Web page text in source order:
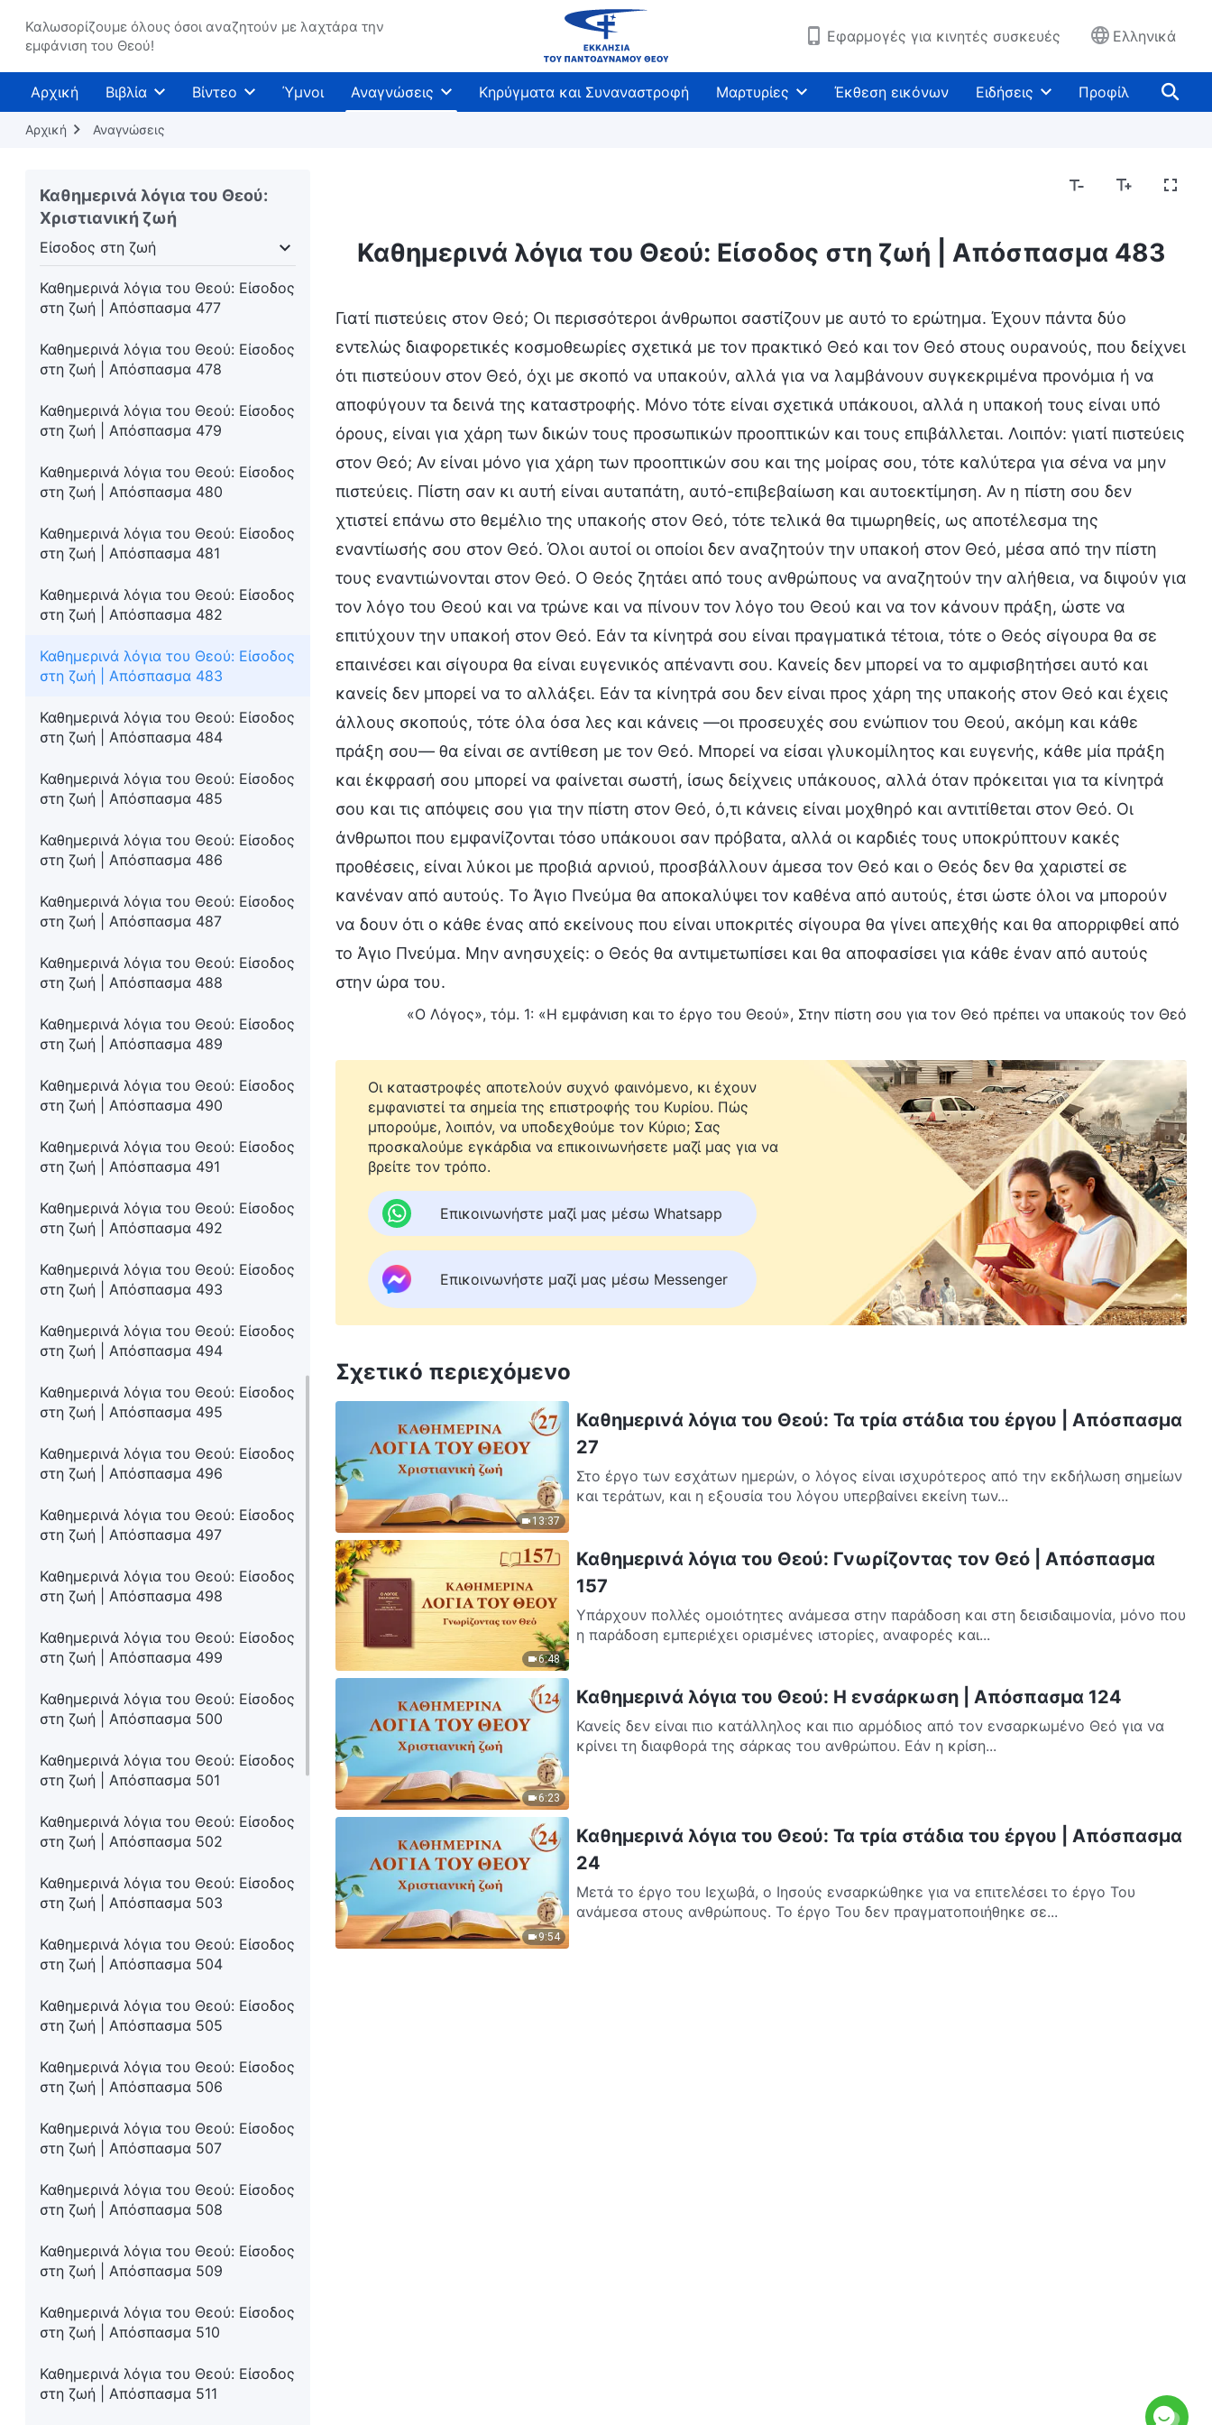
Καλωσορίζουμε όλους όσοι αναζητούν με λαχτάρα την
εμφάνιση του Θεού!
Εφαρμογές για κινητές συσκευές Ελληνικά
Αρχική Βιβλία Βίντεο Ύμνοι Αναγνώσεις Κηρύγματα και Συναναστροφή Μαρτυρίες Έκθεση εικόνων Ειδήσεις Προφίλ
Αρχική Αναγνώσεις
Καθημερινά λόγια του Θεού:
Χριστιανική ζωή
Είσοδος στη ζωή
Είσοδος στη ζωή Προορισμοί και εκβάσεις
Καθημερινά λόγια του Θεού: Είσοδος
Καθημερινά λόγια του Θεού: Είσοδος
στη ζωή | Απόσπασμα 474
στη ζωή | Απόσπασμα 475
Καθημερινά λόγια του Θεού: Είσοδος
στη ζωή | Απόσπασμα 476
Καθημερινά λόγια του Θεού: Είσοδος
στη ζωή | Απόσπασμα 477
Καθημερινά λόγια του Θεού: Είσοδος
στη ζωή | Απόσπασμα 478
Καθημερινά λόγια του Θεού: Είσοδος
στη ζωή | Απόσπασμα 479
Καθημερινά λόγια του Θεού: Είσοδος
στη ζωή | Απόσπασμα 480
Καθημερινά λόγια του Θεού: Είσοδος
στη ζωή | Απόσπασμα 481
Καθημερινά λόγια του Θεού: Είσοδος
στη ζωή | Απόσπασμα 482
Καθημερινά λόγια του Θεού: Είσοδος
στη ζωή | Απόσπασμα 483
Καθημερινά λόγια του Θεού: Είσοδος
στη ζωή | Απόσπασμα 484
Καθημερινά λόγια του Θεού: Είσοδος
στη ζωή | Απόσπασμα 485
Καθημερινά λόγια του Θεού: Είσοδος
στη ζωή | Απόσπασμα 486
Καθημερινά λόγια του Θεού: Είσοδος
στη ζωή | Απόσπασμα 487
Καθημερινά λόγια του Θεού: Είσοδος
στη ζωή | Απόσπασμα 488
Καθημερινά λόγια του Θεού: Είσοδος
στη ζωή | Απόσπασμα 489
Καθημερινά λόγια του Θεού: Είσοδος
στη ζωή | Απόσπασμα 490
Καθημερινά λόγια του Θεού: Είσοδος
στη ζωή | Απόσπασμα 491
Καθημερινά λόγια του Θεού: Είσοδος
στη ζωή | Απόσπασμα 492
Καθημερινά λόγια του Θεού: Είσοδος
στη ζωή | Απόσπασμα 493
Καθημερινά λόγια του Θεού: Είσοδος
στη ζωή | Απόσπασμα 494
Καθημερινά λόγια του Θεού: Είσοδος
στη ζωή | Απόσπασμα 495
Καθημερινά λόγια του Θεού: Είσοδος
στη ζωή | Απόσπασμα 496
Καθημερινά λόγια του Θεού: Είσοδος
στη ζωή | Απόσπασμα 497
Καθημερινά λόγια του Θεού: Είσοδος
στη ζωή | Απόσπασμα 498
Καθημερινά λόγια του Θεού: Είσοδος
στη ζωή | Απόσπασμα 499
Καθημερινά λόγια του Θεού: Είσοδος
στη ζωή | Απόσπασμα 500
Καθημερινά λόγια του Θεού: Είσοδος
στη ζωή | Απόσπασμα 501
Καθημερινά λόγια του Θεού: Είσοδος
στη ζωή | Απόσπασμα 502
Καθημερινά λόγια του Θεού: Είσοδος
στη ζωή | Απόσπασμα 503
Καθημερινά λόγια του Θεού: Είσοδος
στη ζωή | Απόσπασμα 504
Καθημερινά λόγια του Θεού: Είσοδος
στη ζωή | Απόσπασμα 505
Καθημερινά λόγια του Θεού: Είσοδος
στη ζωή | Απόσπασμα 506
Καθημερινά λόγια του Θεού: Είσοδος
στη ζωή | Απόσπασμα 507
Καθημερινά λόγια του Θεού: Είσοδος
στη ζωή | Απόσπασμα 508
Καθημερινά λόγια του Θεού: Είσοδος
στη ζωή | Απόσπασμα 509
Καθημερινά λόγια του Θεού: Είσοδος
στη ζωή | Απόσπασμα 510
Καθημερινά λόγια του Θεού: Είσοδος
στη ζωή | Απόσπασμα 511
Καθημερινά λόγια του Θεού: Είσοδος στη ζωή | Απόσπασμα 483
Γιατί πιστεύεις στον Θεό; Οι περισσότεροι άνθρωποι σαστίζουν με αυτό το ερώτημα. Έχουν πάντα δύο
εντελώς διαφορετικές κοσμοθεωρίες σχετικά με τον πρακτικό Θεό και τον Θεό στους ουρανούς, που δείχνει
ότι πιστεύουν στον Θεό, όχι με σκοπό να υπακούν, αλλά για να λαμβάνουν συγκεκριμένα προνόμια ή να
αποφύγουν τα δεινά της καταστροφής. Μόνο τότε είναι σχετικά υπάκουοι, αλλά η υπακοή τους είναι υπό
όρους, είναι για χάρη των δικών τους προσωπικών προοπτικών και τους επιβάλλεται. Λοιπόν: γιατί πιστεύεις
στον Θεό; Αν είναι μόνο για χάρη των προοπτικών σου και της μοίρας σου, τότε καλύτερα για σένα να μην
πιστεύεις. Πίστη σαν κι αυτή είναι αυταπάτη, αυτό-επιβεβαίωση και αυτοεκτίμηση. Αν η πίστη σου δεν
χτιστεί επάνω στο θεμέλιο της υπακοής στον Θεό, τότε τελικά θα τιμωρηθείς, ως αποτέλεσμα της
εναντίωσής σου στον Θεό. Όλοι αυτοί οι οποίοι δεν αναζητούν την υπακοή στον Θεό, μέσα από την πίστη
τους εναντιώνονται στον Θεό. Ο Θεός ζητάει από τους ανθρώπους να αναζητούν την αλήθεια, να διψούν για
τον λόγο του Θεού και να τρώνε και να πίνουν τον λόγο του Θεού και να τον κάνουν πράξη, ώστε να
επιτύχουν την υπακοή στον Θεό. Εάν τα κίνητρά σου είναι πραγματικά τέτοια, τότε ο Θεός σίγουρα θα σε
επαινέσει και σίγουρα θα είναι ευγενικός απέναντι σου. Κανείς δεν μπορεί να το αμφισβητήσει αυτό και
κανείς δεν μπορεί να το αλλάξει. Εάν τα κίνητρά σου δεν είναι προς χάρη της υπακοής στον Θεό και έχεις
άλλους σκοπούς, τότε όλα όσα λες και κάνεις —οι προσευχές σου ενώπιον του Θεού, ακόμη και κάθε
πράξη σου— θα είναι σε αντίθεση με τον Θεό. Μπορεί να είσαι γλυκομίλητος και ευγενής, κάθε μία πράξη
και έκφρασή σου μπορεί να φαίνεται σωστή, ίσως δείχνεις υπάκουος, αλλά όταν πρόκειται για τα κίνητρά
σου και τις απόψεις σου για την πίστη στον Θεό, ό,τι κάνεις είναι μοχθηρό και αντιτίθεται στον Θεό. Οι
άνθρωποι που εμφανίζονται τόσο υπάκουοι σαν πρόβατα, αλλά οι καρδιές τους υποκρύπτουν κακές
προθέσεις, είναι λύκοι με προβιά αρνιού, προσβάλλουν άμεσα τον Θεό και ο Θεός δεν θα χαριστεί σε
κανέναν από αυτούς. Το Άγιο Πνεύμα θα αποκαλύψει τον καθένα από αυτούς, έτσι ώστε όλοι να μπορούν
να δουν ότι ο κάθε ένας από εκείνους που είναι υποκριτές σίγουρα θα γίνει απεχθής και θα απορριφθεί από
το Άγιο Πνεύμα. Μην ανησυχείς: ο Θεός θα αντιμετωπίσει και θα αποφασίσει για κάθε έναν από αυτούς
στην ώρα του.
«Ο Λόγος», τόμ. 1: «Η εμφάνιση και το έργο του Θεού», Στην πίστη σου για τον Θεό πρέπει να υπακούς τον Θεό
Οι καταστροφές αποτελούν συχνό φαινόμενο, κι έχουν
εμφανιστεί τα σημεία της επιστροφής του Κυρίου. Πώς
μπορούμε, λοιπόν, να υποδεχθούμε τον Κύριο; Σας
προσκαλούμε εγκάρδια να επικοινωνήσετε μαζί μας για να
βρείτε τον τρόπο.
Επικοινωνήστε μαζί μας μέσω Whatsapp
Επικοινωνήστε μαζί μας μέσω Messenger
Σχετικό περιεχόμενο
13:37
Καθημερινά λόγια του Θεού: Τα τρία στάδια του έργου | Απόσπασμα
27
Στο έργο των εσχάτων ημερών, ο λόγος είναι ισχυρότερος από την εκδήλωση σημείων
και τεράτων, και η εξουσία του λόγου υπερβαίνει εκείνη των...
6:48
Καθημερινά λόγια του Θεού: Γνωρίζοντας τον Θεό | Απόσπασμα
157
Υπάρχουν πολλές ομοιότητες ανάμεσα στην παράδοση και στη δεισιδαιμονία, μόνο που
η παράδοση εμπεριέχει ορισμένες ιστορίες, αναφορές και...
6:23
Καθημερινά λόγια του Θεού: Η ενσάρκωση | Απόσπασμα 124
Κανείς δεν είναι πιο κατάλληλος και πιο αρμόδιος από τον ενσαρκωμένο Θεό για να
κρίνει τη διαφθορά της σάρκας του ανθρώπου. Εάν η κρίση...
9:54
Καθημερινά λόγια του Θεού: Τα τρία στάδια του έργου | Απόσπασμα
24
Μετά το έργο του Ιεχωβά, ο Ιησούς ενσαρκώθηκε για να επιτελέσει το έργο Του
ανάμεσα στους ανθρώπους. Το έργο Του δεν πραγματοποιήθηκε σε...